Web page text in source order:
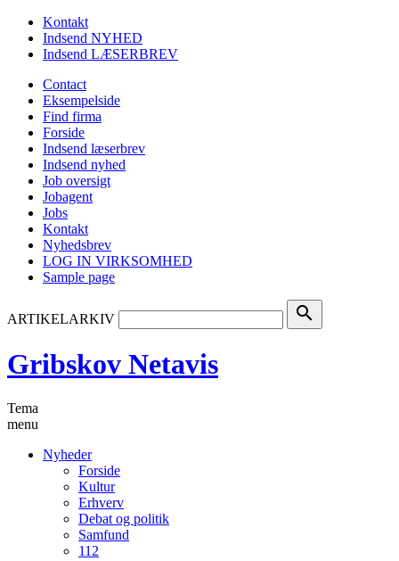
Kontakt
Indsend NYHED
Indsend LÆSERBREV
Contact
Eksempelside
Find firma
Forside
Indsend læserbrev
Indsend nyhed
Job oversigt
Jobagent
Jobs
Kontakt
Nyhedsbrev
LOG IN VIRKSOMHED
Sample page
ARTIKELARKIV search
Gribskov Netavis
Tema
menu
Nyheder
Forside
Kultur
Erhverv
Debat og politik
Samfund
112